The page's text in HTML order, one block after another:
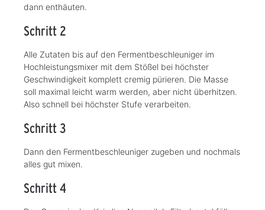
dann enthäuten.
Schritt 2
Alle Zutaten bis auf den Fermentbeschleuniger im
Hochleistungsmixer mit dem Stößel bei höchster
Geschwindigkeit komplett cremig pürieren. Die Masse
soll maximal leicht warm werden, aber nicht überhitzen.
Also schnell bei höchster Stufe verarbeiten.
Schritt 3
Dann den Fermentbeschleuniger zugeben und nochmals
alles gut mixen.
Schritt 4